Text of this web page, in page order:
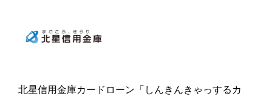
北星信用金庫カードローン「しんきんきゃっするカ